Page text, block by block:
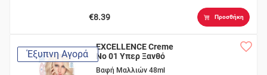
€8.39 Προσθήκη
Έξυπνη Αγορά
EXCELLENCE Creme
Nο 01 Υπερ Ξανθό
Φυσικό
Βαφή Μαλλιών 48ml